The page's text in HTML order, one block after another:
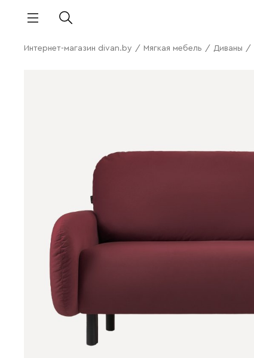
Интернет-магазин divan.by / Мягкая мебель / Диваны /